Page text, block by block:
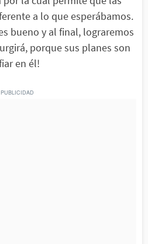
a lo que esperábamos.
bueno y al final, lograremos
porque sus planes son
en él!